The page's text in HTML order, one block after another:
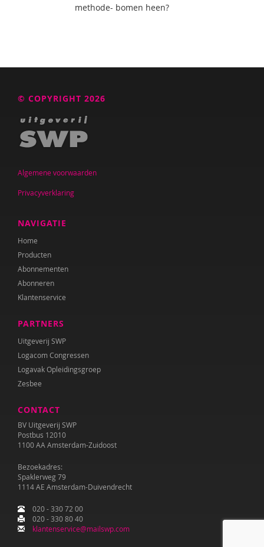
methode- bomen heen?
© COPYRIGHT 2026
Algemene voorwaarden
Privacyverklaring
NAVIGATIE
Home
Producten
Abonnementen
Abonneren
Klantenservice
PARTNERS
Uitgeverij SWP
Logacom Congressen
Logavak Opleidingsgroep
Zesbee
CONTACT
BV Uitgeverij SWP
Postbus 12010
1100 AA Amsterdam-Zuidoost
Bezoekadres:
Spaklerweg 79
1114 AE Amsterdam-Duivendrecht
020 - 330 72 00
020 - 330 80 40
klantenservice@mailswp.com